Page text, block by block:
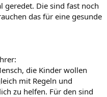
geredet. Die sind fast noch
das für eine gesunde
die Kinder wollen
mit Regeln und
zu helfen. Für den sind